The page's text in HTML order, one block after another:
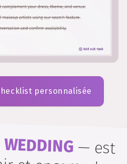
personnalisée
WEDDING— est
facile à retenir et encore plus